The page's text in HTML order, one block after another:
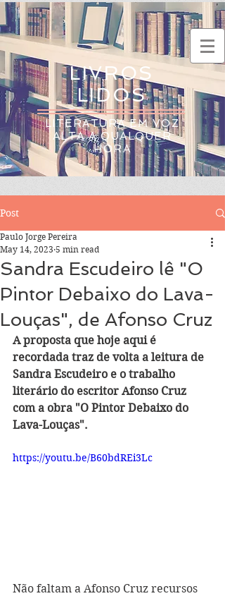
LIVROS
LIDOS
LITERATURA EM VOZ
ALTA A QUALQUER
HORA
Post
Sandra Escudeiro lê "O
Pintor Debaixo do Lava-
Louças", de Afonso Cruz
Paulo Jorge Pereira
May 14, 2023 5 min read
A proposta que hoje aqui é
recordada traz de volta a leitura de
Sandra Escudeiro e o trabalho
literário do escritor Afonso Cruz
com a obra "O Pintor Debaixo do
Lava-Louças".
https://youtu.be/B60bdREi3Lc
Não faltam a Afonso Cruz recursos